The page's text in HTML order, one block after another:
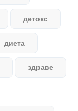
детокс
диета
здраве